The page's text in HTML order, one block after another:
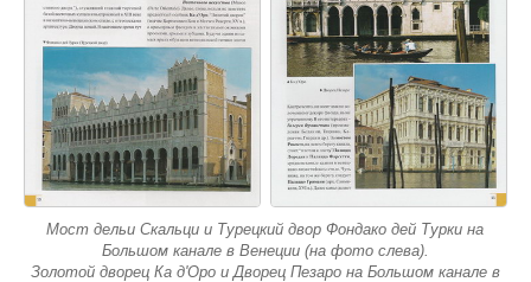
Мост дельи Скальци и Турецкий двор Фондако дей Турки на
Большом канале в Венеции (на фото слева).
Золотой дворец Ка д'Оро и Дворец Пезаро на Большом канале в